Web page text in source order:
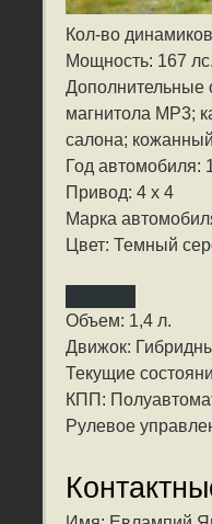
Кол-во
Мощность: 167 лс.
Дополнительные
магнитола MP3;
салона;
Год автомобиля:
Привод: 4 x 4
Марка
Цвет: Темный
Объем: 1,4 л.
Движок:
Текущие
КПП:
Рулевое